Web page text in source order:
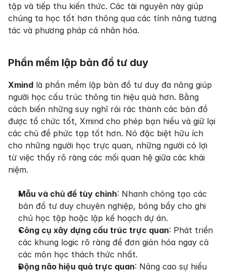
tập và tiếp thu kiến thức. Các tài nguyên này giúp
chúng ta học tốt hơn thông qua các tính năng tương
tác và phương pháp cá nhân hóa.
Phần mềm lập bản đồ tư duy
Xmind là phần mềm lập bản đồ tư duy đa năng giúp
người học cấu trúc thông tin hiệu quả hơn. Bằng
cách biến những suy nghĩ rải rác thành các bản đồ
được tổ chức tốt, Xmind cho phép bạn hiểu và giữ lại
các chủ đề phức tạp tốt hơn. Nó đặc biệt hữu ích
cho những người học trực quan, những người có lợi
từ việc thấy rõ ràng các mối quan hệ giữa các khái
niệm.
Mẫu và chủ đề tùy chỉnh: Nhanh chóng tạo các
bản đồ tư duy chuyên nghiệp, bóng bẩy cho ghi
chú học tập hoặc lập kế hoạch dự án.
Công cụ xây dựng cấu trúc trực quan: Phát triển
các khung logic rõ ràng để đơn giản hóa ngay cả
các môn học thách thức nhất.
Động não hiệu quả trực quan: Nâng cao sự hiểu